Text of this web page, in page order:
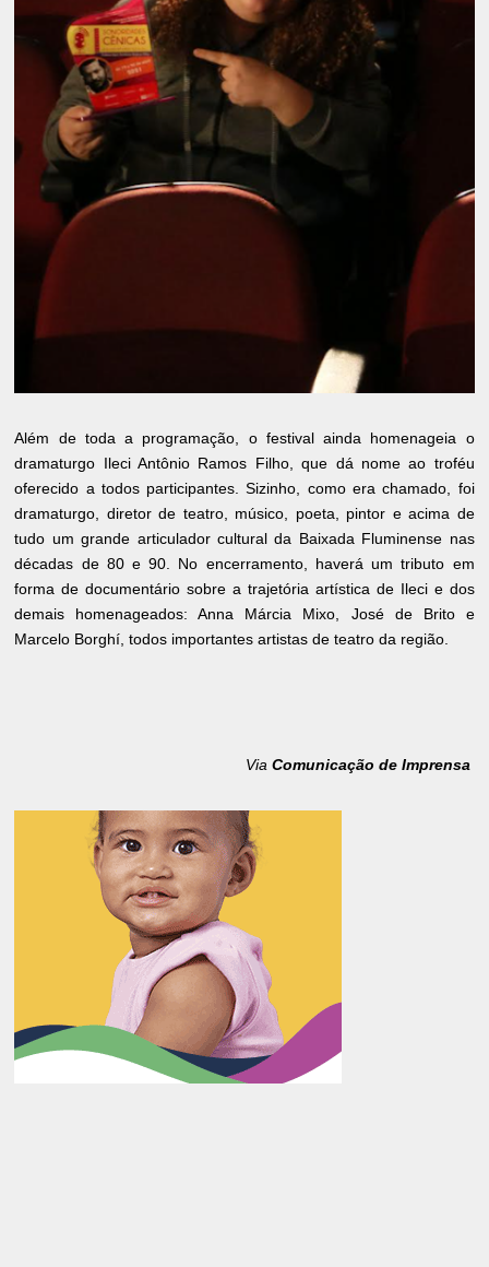
Além de toda a programação, o festival ainda homenageia o
dramaturgo Ileci Antônio Ramos Filho, que dá nome ao troféu
oferecido a todos participantes. Sizinho, como era chamado, foi
dramaturgo, diretor de teatro, músico, poeta, pintor e acima de
tudo um grande articulador cultural da Baixada Fluminense nas
décadas de 80 e 90. No encerramento, haverá um tributo em
forma de documentário sobre a trajetória artística de Ileci e dos
demais homenageados: Anna Márcia Mixo, José de Brito e
Marcelo Borghí, todos importantes artistas de teatro da região.
Via Comunicação de Imprensa